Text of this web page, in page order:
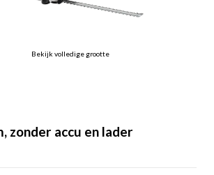
Bekijk volledige grootte
zonder accu en lader